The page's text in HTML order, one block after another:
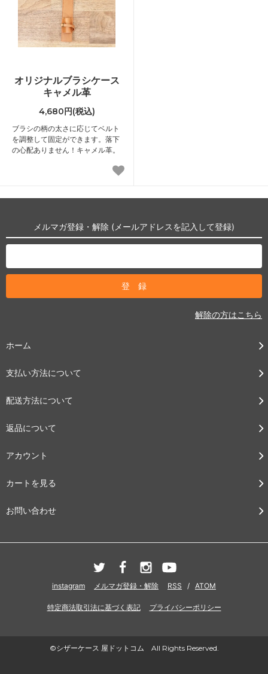
オリジナルブラシケース
キャメル革
4,680円(税込)
ブラシの柄の太さに応じてベルト
を調整して固定ができます。落下
の心配ありません！キャメル革。
メルマガ登録・解除 (メールアドレスを記入して登録)
解除の方はこちら
ホーム
支払い方法について
配送方法について
返品について
アカウント
カートを見る
お問い合わせ
instagram メルマガ登録・解除 RSS / ATOM
特定商法取引法に基づく表記 プライバシーポリシー
©シザーケース 屋ドットコム All Rights Reserved.